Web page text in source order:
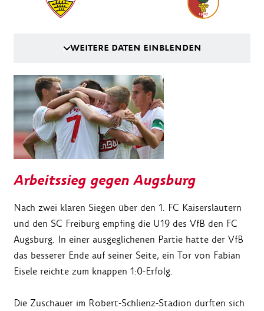
WEITERE DATEN EINBLENDEN
Arbeitssieg gegen Augsburg
Nach zwei klaren Siegen über den 1. FC Kaiserslautern
und den SC Freiburg empfing die U19 des VfB den FC
Augsburg. In einer ausgeglichenen Partie hatte der VfB
das besserer Ende auf seiner Seite, ein Tor von Fabian
Eisele reichte zum knappen 1:0-Erfolg.
Die Zuschauer im Robert-Schlienz-Stadion durften sich